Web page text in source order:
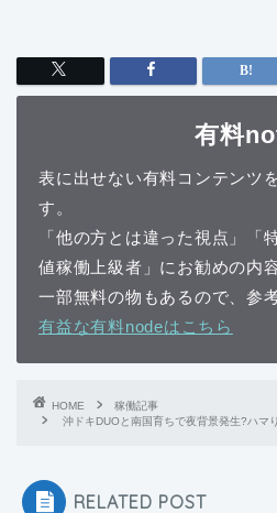
有料
表に出せない有料コンテンツ
す。
「他の方とは違った視点」「
値稼働上級者」にお勧めの内
一部無料の物もあるので、参
有益な有料nodeはこちら
HOME
稼働記事
沖ドキDUOと南国育ちで夜背景発生?ハマ
RELATED POST